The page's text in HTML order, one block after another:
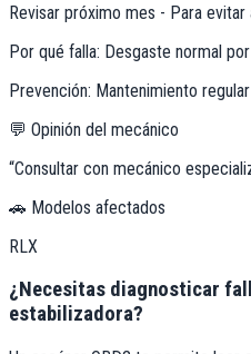
Revisar próximo mes - Para evitar
Por qué falla: Desgaste normal
Prevención: Mantenimiento
💬 Opinión del mecánico
“Consultar con mecánico
🚗 Modelos afectados
RLX
¿Necesitas diagnosticar
estabilizadora?